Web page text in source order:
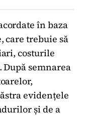
în baza
care trebuie să
costurile
semnarea
evidențele
și de a